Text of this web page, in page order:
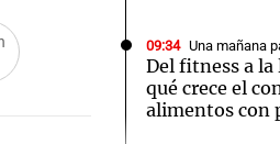
09:34 Una mañana
Del fitness a
qué crece el
alimentos con